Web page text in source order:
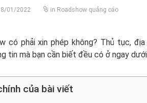
01/2022 in Roadshow quảng cáo
có phải xin phép không? Thủ tục,
tin mà bạn cần biết đều có ở ngay
của bài viết